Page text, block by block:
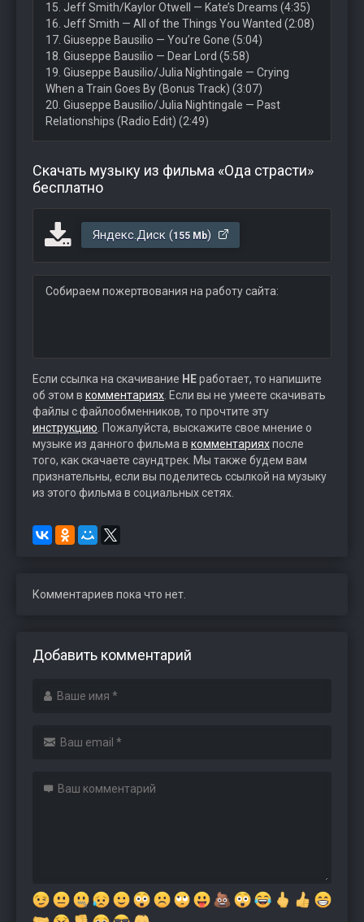
15. Jeff Smith/Kaylor Otwell — Kate’s Dreams (4:35)
16. Jeff Smith — All of the Things You Wanted (2:08)
17. Giuseppe Bausilio — You’re Gone (5:04)
18. Giuseppe Bausilio — Dear Lord (5:58)
19. Giuseppe Bausilio/Julia Nightingale — Crying
When a Train Goes By (Bonus Track) (3:07)
20. Giuseppe Bausilio/Julia Nightingale — Past
Relationships (Radio Edit) (2:49)
Скачать музыку из фильма «Ода страсти»
бесплатно
Яндекс.Диск (155 Mb)
Собираем пожертвования на работу сайта:
Если ссылка на скачивание НЕработает, то напишите
об этом в комментариях . Если вы не умеете скачивать
файлы с файлообменников, то прочтите эту
инструкцию . Пожалуйста, выскажите свое мнение о
музыке из данного фильма в комментарияхпосле
того, как скачаете саундтрек. Мы также будем вам
признательны, если вы поделитесь ссылкой на музыку
из этого фильма в социальных сетях.
Комментариев пока что нет.
Добавить комментарий